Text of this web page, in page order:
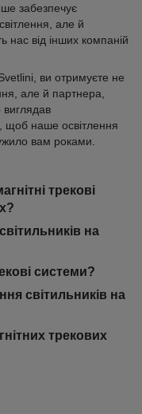
забезпечує
але й
нас від інших компаній
ви отримуєте не
але й партнера,
виглядав
наше освітлення
вам роками.
трекові
на
системи?
світильників на
трекових